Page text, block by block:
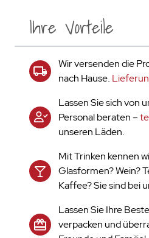
Ihre Vorteile
Wir versenden die
nach Hause.
Lassen Sie sich von
Personal beraten –
unseren Läden.
Mit Trinken kennen
Glasformen? Wein?
Kaffee? Sie sind bei
Lassen Sie Ihre
verpacken und